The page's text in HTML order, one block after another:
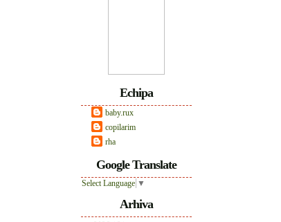
Echipa
baby.rux
copilarim
rha
Google Translate
Select Language ▼
Arhiva